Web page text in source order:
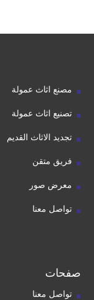
مصنع اثاث عمولة
تصنيع اثاث عمولة
تجديد الاثاث القديم
فريق متقن
معرض صور
تواصل معنا
صفحات
تواصل معنا